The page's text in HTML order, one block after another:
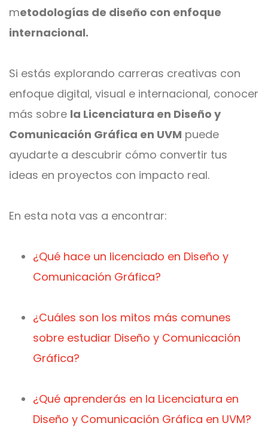
metodologías de diseño con enfoque
internacional.
Si estás explorando carreras creativas con
enfoque digital, visual e internacional, conocer
más sobre la Licenciatura en Diseño y
Comunicación Gráfica en UVM puede
ayudarte a descubrir cómo convertir tus
ideas en proyectos con impacto real.
En esta nota vas a encontrar:
¿Qué hace un licenciado en Diseño y
Comunicación Gráfica?
¿Cuáles son los mitos más comunes
sobre estudiar Diseño y Comunicación
Gráfica?
¿Qué aprenderás en la Licenciatura en
Diseño y Comunicación Gráfica en UVM?